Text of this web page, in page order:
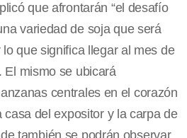
que afrontarán “el desafío
variedad de soja que será
que significa llegar al mes de
El mismo se ubicará
centrales en el corazón
casa del expositor y la carpa de